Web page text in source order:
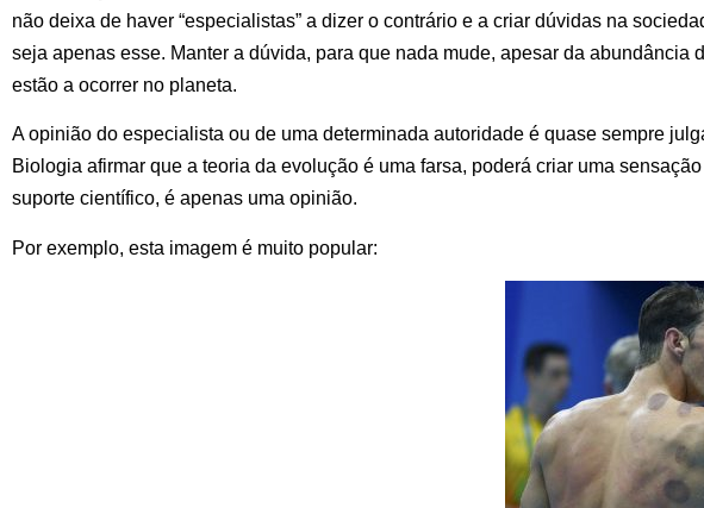
não deixa de haver “especialistas” a dizer o contrário e a criar dúvidas na
seja apenas esse. Manter a dúvida, para que nada mude, apesar da
estão a ocorrer no planeta.
A opinião do especialista ou de uma determinada autoridade é quase sempre
Biologia afirmar que a teoria da evolução é uma farsa, poderá criar uma
suporte científico, é apenas uma opinião.
Por exemplo, esta imagem é muito popular: